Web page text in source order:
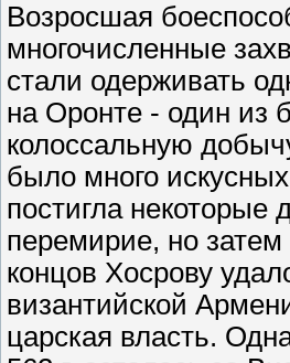
Возросшая
многочисленные
стали одерживать
на Оронте - один из
колоссальную
было много
постигла некоторые
перемирие, но
концов Хосрову
византийской
царская власть.